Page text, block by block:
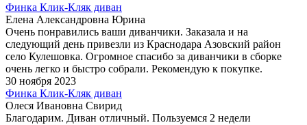
Финка Клик-Кляк диван
Елена Александровна Юрина
Очень понравились ваши диванчики. Заказала и на
следующий день привезли из Краснодара Азовский район
село Кулешовка. Огромное спасибо за диванчики в сборке
очень легко и быстро собрали. Рекомендую к покупке.
30 ноября 2023
Финка Клик-Кляк диван
Олеся Ивановна Свирид
Благодарим. Диван отличный. Пользуемся 2 недели